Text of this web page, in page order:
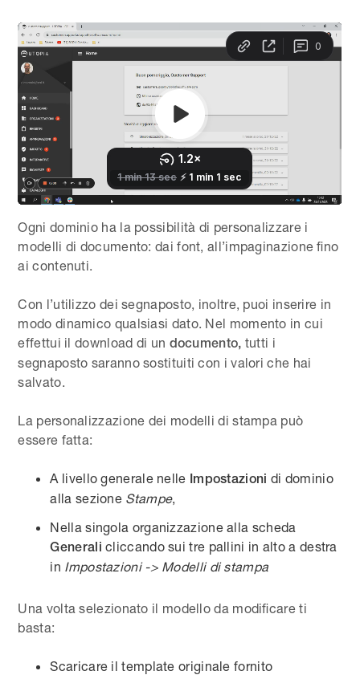
Ogni dominio ha la possibilità di personalizzare i
modelli di documento: dai font, all’impaginazione fino
ai contenuti.
Con l’utilizzo dei segnaposto, inoltre, puoi inserire in
modo dinamico qualsiasi dato. Nel momento in cui
effettui il download di un documento, tutti i
segnaposto saranno sostituiti con i valori che hai
salvato.
La personalizzazione dei modelli di stampa può
essere fatta:
A livello generale nelle Impostazioni di dominio
alla sezione Stampe,
Nella singola organizzazione alla scheda
Generalicliccando sui tre pallini in alto a destra
in Impostazioni -> Modelli di stampa
Una volta selezionato il modello da modificare ti
basta:
Scaricare il template originale fornito